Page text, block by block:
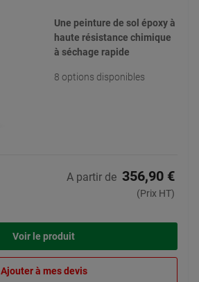
Une peinture de sol époxy à
haute résistance chimique
à séchage rapide
8 options disponibles
A partir de 356,90 €
(Prix HT)
Voir le produit
Ajouter à mes devis